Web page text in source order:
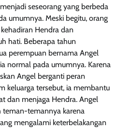
seseorang yang berbeda
umumnya. Meski begitu, orang
Hendra dan
hati. Beberapa tahun
perempuan bernama Angel
normal pada umumnya. Karena
Angel berganti peran
keluarga tersebut, ia membantu
dan menjaga Hendra. Angel
teman-temannya karena
mengalami keterbelakangan